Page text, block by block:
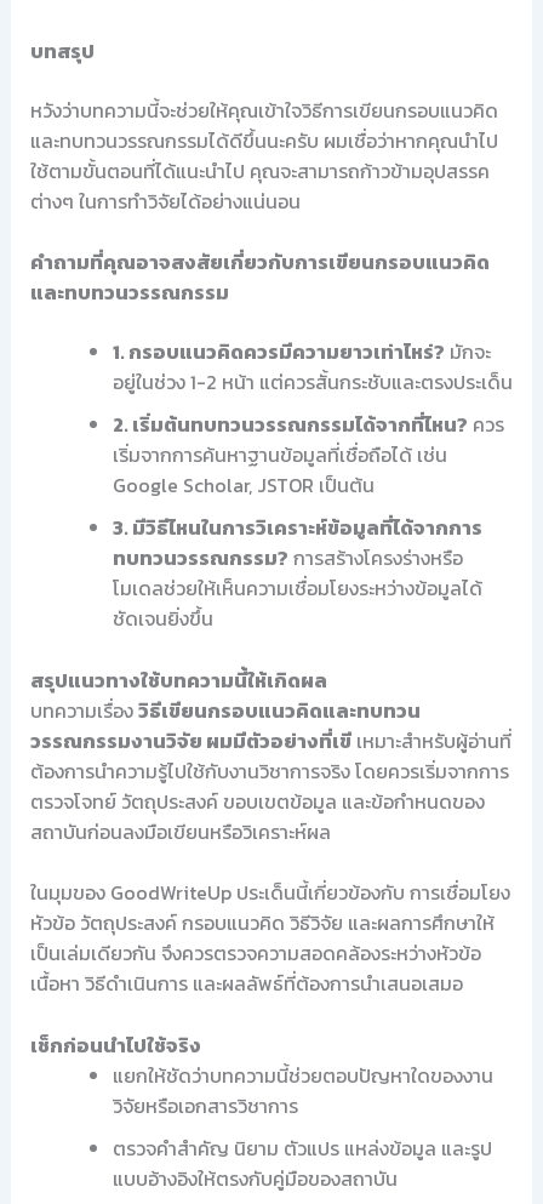
บทสรุป
หวังว่าบทความนี้จะช่วยให้คุณเข้าใจวิธีการเขียนกรอบแนวคิด
และทบทวนวรรณกรรมได้ดีขึ้นนะครับ ผมเชื่อว่าหากคุณนำไป
ใช้ตามขั้นตอนที่ได้แนะนำไป คุณจะสามารถก้าวข้ามอุปสรรค
ต่างๆ ในการทำวิจัยได้อย่างแน่นอน
คำถามที่คุณอาจสงสัยเกี่ยวกับการเขียนกรอบแนวคิด
และทบทวนวรรณกรรม
1. กรอบแนวคิดควรมีความยาวเท่าไหร่? มักจะ
อยู่ในช่วง 1-2 หน้า แต่ควรสั้นกระชับและตรงประเด็น
2. เริ่มต้นทบทวนวรรณกรรมได้จากที่ไหน? ควร
เริ่มจากการค้นหาฐานข้อมูลที่เชื่อถือได้ เช่น
Google Scholar, JSTOR เป็นต้น
3. มีวิธีไหนในการวิเคราะห์ข้อมูลที่ได้จากการ
ทบทวนวรรณกรรม? การสร้างโครงร่างหรือ
โมเดลช่วยให้เห็นความเชื่อมโยงระหว่างข้อมูลได้
ชัดเจนยิ่งขึ้น
สรุปแนวทางใช้บทความนี้ให้เกิดผล
บทความเรื่องวิธีเขียนกรอบแนวคิดและทบทวน
วรรณกรรมงานวิจัย ผมมีตัวอย่างที่เขีเหมาะสำหรับผู้อ่านที่
ต้องการนำความรู้ไปใช้กับงานวิชาการจริง โดยควรเริ่มจากการ
ตรวจโจทย์ วัตถุประสงค์ ขอบเขตข้อมูล และข้อกำหนดของ
สถาบันก่อนลงมือเขียนหรือวิเคราะห์ผล
ในมุมของ GoodWriteUp ประเด็นนี้เกี่ยวข้องกับ การเชื่อมโยง
หัวข้อ วัตถุประสงค์ กรอบแนวคิด วิธีวิจัย และผลการศึกษาให้
เป็นเล่มเดียวกัน จึงควรตรวจความสอดคล้องระหว่างหัวข้อ
เนื้อหา วิธีดำเนินการ และผลลัพธ์ที่ต้องการนำเสนอเสมอ
เช็กก่อนนำไปใช้จริง
แยกให้ชัดว่าบทความนี้ช่วยตอบปัญหาใดของงาน
วิจัยหรือเอกสารวิชาการ
ตรวจคำสำคัญ นิยาม ตัวแปร แหล่งข้อมูล และรูป
แบบอ้างอิงให้ตรงกับคู่มือของสถาบัน